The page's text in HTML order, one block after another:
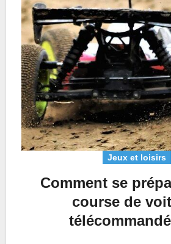
Jeux et loisirs
Comment se
course de